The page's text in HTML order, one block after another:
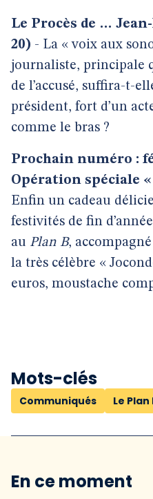
Le Procès de …
20) - La « voix aux
journaliste, principale
de l’accusé, suffira-t-
président, fort d’un
comme le bras ?
Prochain numéro :
Opération spéciale
Enfin un cadeau
festivités de fin
au Plan B,
la très célèbre «
euros, moustache
Mots-clés
Communiqués Le Plan
En ce moment